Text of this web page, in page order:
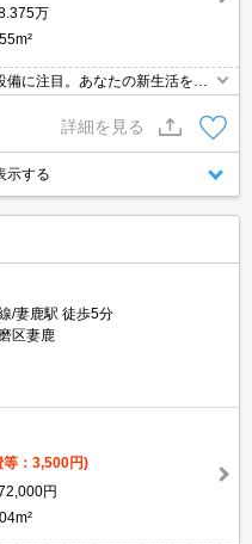
万
に注目。あなたの新生活を応
人気のアイテムせいぞろい。
詳細を見る
示する
/妻鹿駅 徒歩5分
区妻鹿
等：3,500円)
円